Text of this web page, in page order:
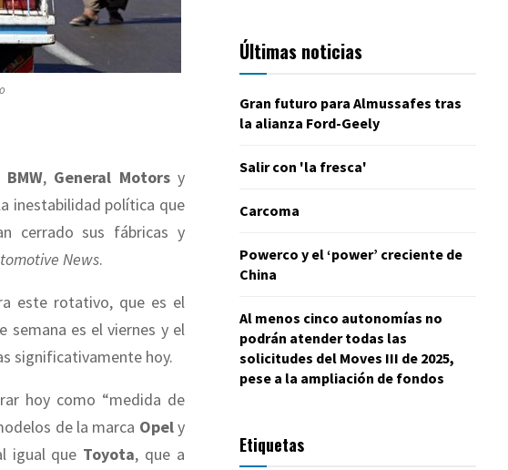
BMW, General Motorsy
inestabilidad política que
cerrado sus fábricas y
News.
este rotativo, que es el
semana es el viernes y el
significativamente hoy.
hoy como “medida de
de la marca Opely
igual que Toyota, que a
Últimas noticias
Gran futuro para Almussafes tras
la alianza Ford-Geely
Salir con 'la fresca'
Carcoma
Powerco y el ‘power’ creciente de
China
Al menos cinco autonomías no
podrán atender todas las
solicitudes del Moves III de 2025,
pese a la ampliación de fondos
Etiquetas